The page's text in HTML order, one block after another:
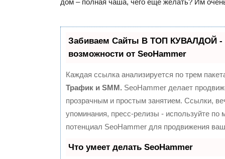
дом – полная чаша, чего еще желать? Им
Забиваем Сайты В ТОП КУВАЛДОЙ -
возможности от SeoHammer
Каждая ссылка анализируется по трем
Трафик и SMM. SeoHammer делает
прозрачным и простым занятием. Ссылки,
упоминания, пресс-релизы - используйте по
потенциал SeoHammer для продвижения
Что умеет делать SeoHammer